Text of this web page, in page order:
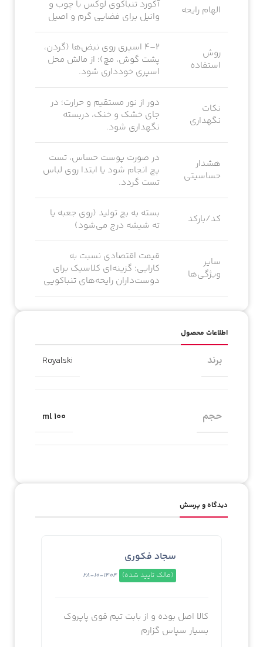
الهام رایحه
آکورد تنباکوی لوکس با چوب و
وانیل برای فضایی گرم و اصیل
روش
استفاده
۲–۴ اسپری روی نبض‌ها (گردن،
پشت گوش، مچ)؛ از مالش محل
اسپری خودداری شود.
نکات
نگهداری
دور از نور مستقیم و حرارت؛ در
جای خشک و خنک، دربسته
نگهداری شود.
هشدار
حساسیتی
در صورت پوست حساس، تست
پچ انجام شود یا ابتدا روی لباس
تست گردد.
کد/بارکد
بسته به بچ تولید (روی جعبه یا
ته شیشه درج می‌شود)
سایر
ویژگی‌ها
قیمت اقتصادی نسبت به
کارایی؛ گزینه‌ای کلاسیک برای
دوست‌داران رایحه‌های تنباکویی
اطلاعات محصول
برند Royalski
حجم 100 ml
دیدگاه و پرسش
سجاد فکوري
(مالک تایید شده) 1404-10-28
کالا اصل بوده و از بابت تیم قوی پاپروک
بسیار سپاس گزارم